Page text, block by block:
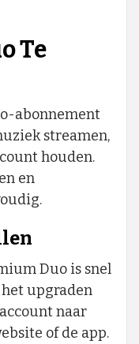
Te
abonnement
streamen,
houden.
en
Duo is snel
upgraden
naar
of de app.